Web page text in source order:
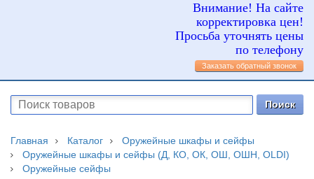
Внимание! На сайте
корректировка цен!
Просьба уточнять цены
по телефону
Заказать обратный звонок
Главная Каталог
Оружейные шкафы и сейфы
Оружейные шкафы и сейфы (Д, КО, ОК, ОШ, ОШН, OLDI)
Оружейные сейфы